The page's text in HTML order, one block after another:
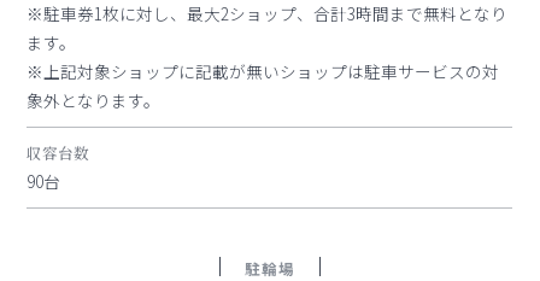
※駐車券1枚に対し、最大2ショップ、合計3時間まで無料となり
ます。
※上記対象ショップに記載が無いショップは駐車サービスの対
象外となります。
収容台数
90台
駐輪場